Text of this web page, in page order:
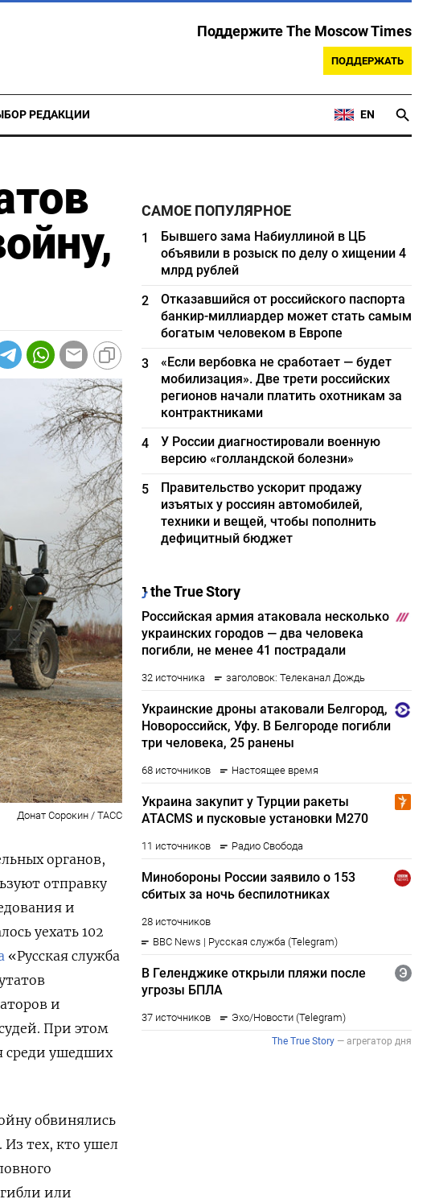
Поддержите The Moscow Times
ПОДДЕРЖАТЬ
РЕДАКЦИИ EN
Донат Сорокин / ТАСС
органов,
отправку
и
уехать 102
«Русская служба
и
При этом
среди ушедших
обвинялись
Из тех, кто ушел
или
САМОЕ ПОПУЛЯРНОЕ
1
Бывшего зама Набиуллиной в ЦБ
объявили в розыск по делу о хищении 4
млрд рублей
2
Отказавшийся от российского паспорта
банкир-миллиардер может стать самым
богатым человеком в Европе
3
«Если вербовка не сработает — будет
мобилизация». Две трети российских
регионов начали платить охотникам за
контрактниками
4
У России диагностировали военную
версию «голландской болезни»
5
Правительство ускорит продажу
изъятых у россиян автомобилей,
техники и вещей, чтобы пополнить
дефицитный бюджет